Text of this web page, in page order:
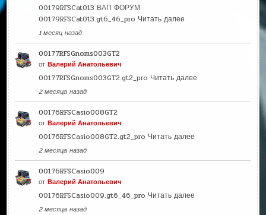
00179RFSCat013 ВАП ФОРУМ
00179RFSCat013.gt6_46_pro Читать далее
1 месяц назад
00177RFSGnoms003GT2
отВалерий Анатольевич
00177RFSGnoms003GT2.gt2_pro Читать далее
2 месяца назад
00176RFSCasio008GT2
отВалерий Анатольевич
00176RFSCasio008GT2.gt2_pro Читать далее
2 месяца назад
00176RFSCasio009
отВалерий Анатольевич
00176RFSCasio009.gt6_46_pro Читать далее
2 месяца назад